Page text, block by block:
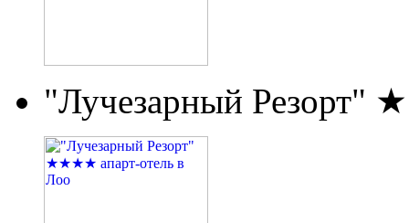
"Лучезарный Резорт"